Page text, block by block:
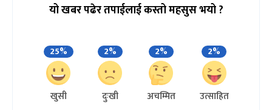
यो खबर पढेर तपाईलाई कस्तो महसुस भयो ?
25%
खुसी
2%
दुःखी
2%
अचम्मित
2%
उत्साहित